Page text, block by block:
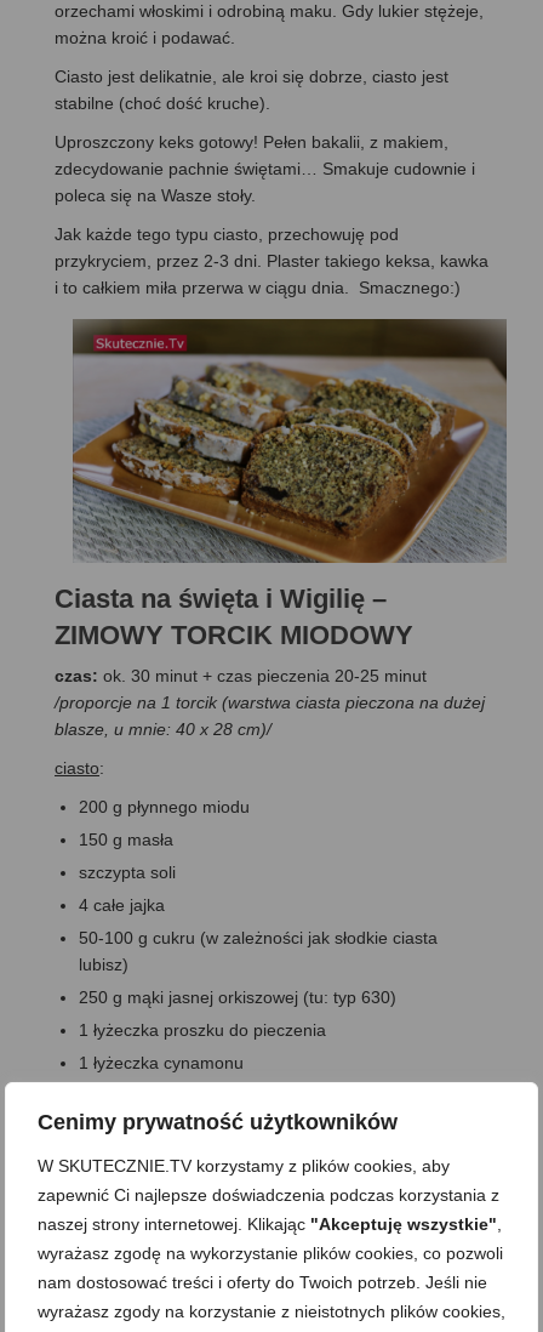
Cenimy prywatność użytkowników
W SKUTECZNIE.TV korzystamy z plików cookies, aby
zapewnić Ci najlepsze doświadczenia podczas korzystania z
naszej strony internetowej. Klikając "Akceptuję wszystkie"
wyrażasz zgodę na wykorzystanie plików cookies, co pozwoli
nam dostosować treści i oferty do Twoich potrzeb. Jeśli nie
wyrażasz zgody na korzystanie z nieistotnych plików cookies,
orzechami włoskimi i odrobiną maku. Gdy lukier stężeje,
można kroić i podawać.
Ciasto jest delikatnie, ale kroi się dobrze, ciasto jest
stabilne (choć dość kruche).
Uproszczony keks gotowy! Pełen bakalii, z makiem,
zdecydowanie pachnie świętami… Smakuje cudownie i
poleca się na Wasze stoły.
Jak każde tego typu ciasto, przechowuję pod
przykryciem, przez 2-3 dni. Plaster takiego keksa, kawka
i to całkiem miła przerwa w ciągu dnia. Smacznego:)
Ciasta na święta i Wigilię –
ZIMOWY TORCIK MIODOWY
czas: ok. 30 minut + czas pieczenia 20-25 minut
/proporcje na 1 torcik (warstwa ciasta pieczona na dużej
blasze, u mnie: 40 x 28 cm)/
ciasto:
200 g płynnego miodu
150 g masła
szczypta soli
4 całe jajka
50-100 g cukru (w zależności jak słodkie ciasta
lubisz)
250 g mąki jasnej orkiszowej (tu: typ 630)
1 łyżeczka proszku do pieczenia
1 łyżeczka cynamonu
660 g skyru naturalnego
135 g serka śmietankowego (zwykły śniadaniowy np.
Łaciaty czy Piątnica)
100-150 g cukru pudru (jeśli wolisz mniej słodkie
ciasta, można dać mniej –do smaku, żeby by złamać
kwaskowość jogurtu)
Zaczynam od ciasta. Masło roztapiam w zwilżonym